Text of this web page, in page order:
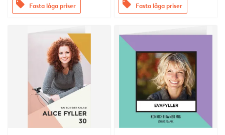
offers Fasta låga priser offers Fasta låga priser